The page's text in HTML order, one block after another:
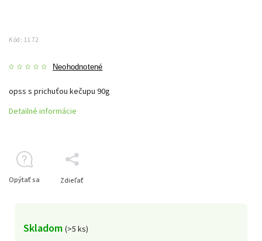
Kód: 1172
Neohodnotené
Skladom (>5 ks)
opss s prichuťou kečupu 90g
Detailné informácie
Opýtať sa Zdieľať